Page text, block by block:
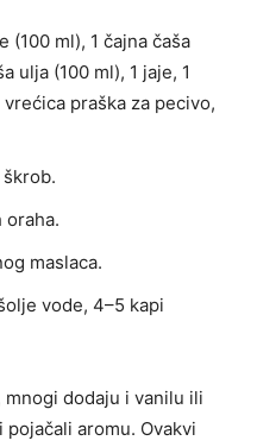
(100 ml), 1 čajna čaša
ulja (100 ml), 1 jaje, 1
praška za pecivo,
oraha.
maslaca.
vode, 4–5 kapi
dodaju i vanilu ili
aromu. Ovakvi